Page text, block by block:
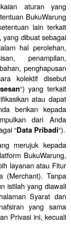
aturan yang
BukuWarung
lain terkait
dibuat sebagai
hal perolehan,
penampilan,
penghapusan
kolektif disebut
“) yang terkait
atau dapat
berikan kepada
dari Anda
“Data Pribadi“).
merujuk kepada
BukuWarung,
layanan atau Fitur
(Merchant). Tanpa
istilah yang diawali
Syarat dan
yang sama
Privasi ini, kecuali